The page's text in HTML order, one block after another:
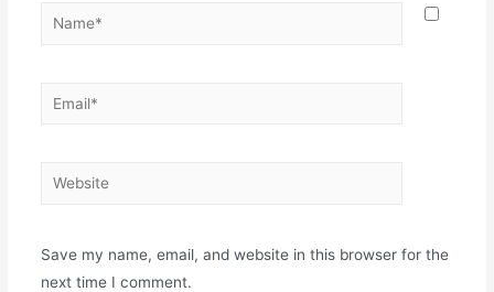
Name*
Email*
Website
Save my name, email, and website in this browser for the
next time I comment.